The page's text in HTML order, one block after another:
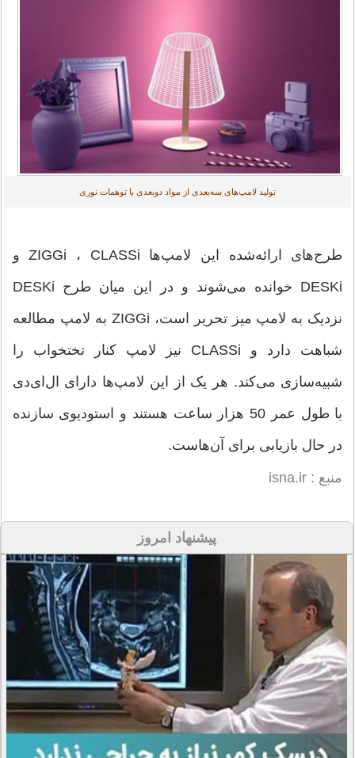
تولید لامپ‌های سه‌بعدی از مواد دوبعدی با توهمات نوری
طرح‌های ارائه‌شده این لامپ‌ها ZIGGi ، CLASSi و
DESKi خوانده می‌شوند و در این میان طرح DESKi
نزدیک به لامپ میز تحریر است، ZIGGi به لامپ مطالعه
شباهت دارد و CLASSi نیز لامپ کنار تختخواب را
شبیه‌سازی می‌کند. هر یک از این لامپ‌ها دارای ال‌ای‌دی
با طول عمر 50 هزار ساعت هستند و استودیوی سازنده
در حال بازیابی برای آن‌هاست.
منبع : isna.ir
پیشنهاد امروز